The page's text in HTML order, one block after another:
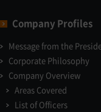
Company Profiles
Message from the
Corporate Philosophy
Company Overview
Areas Covered
List of Officers